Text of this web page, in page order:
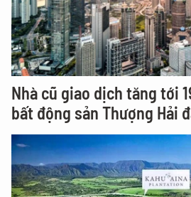
Nhà cũ giao dịch tăng tới
bất động sản Thượng Hải